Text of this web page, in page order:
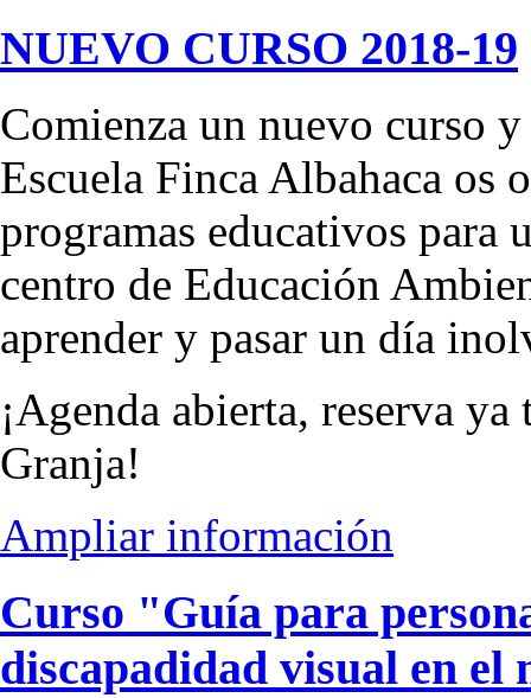
NUEVO CURSO 2018-19
Comienza un nuevo curso
Escuela Finca Albahaca os
programas educativos para
centro de Educación
aprender y pasar un día
¡Agenda abierta, reserva
Granja!
Ampliar información
Curso "Guía para
discapadidad visual en